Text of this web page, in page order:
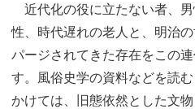
近代化の役に立たない者、
性、時代遅れの老人と、明治
パージされてきた存在をこの
す。風俗史学の資料などを読
かけては、旧態依然とした文